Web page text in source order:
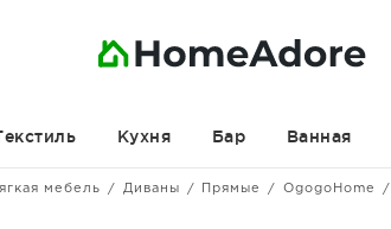
Кухня Бар Ванная
мебель Диваны Прямые OgogoHome